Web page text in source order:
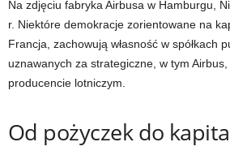
Na zdjęciu fabryka Airbusa w Hamburgu,
r. Niektóre demokracje zorientowane na
Francja, zachowują własność w spółkach
uznawanych za strategiczne, w tym
producencie lotniczym.
Od pożyczek do